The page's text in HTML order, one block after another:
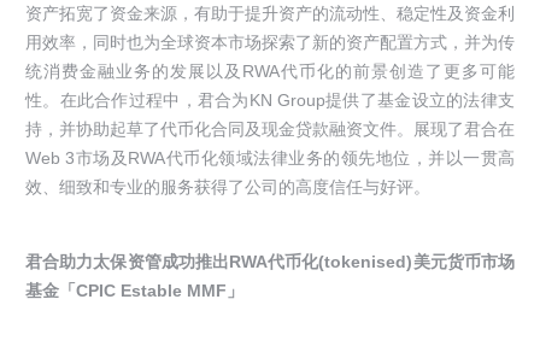
资产拓宽了资金来源，有助于提升资产的流动性、稳定性及资金利
用效率，同时也为全球资本市场探索了新的资产配置方式，并为传
统消费金融业务的发展以及RWA代币化的前景创造了更多可能
性。在此合作过程中，君合为KN Group提供了基金设立的法律支
持，并协助起草了代币化合同及现金贷款融资文件。展现了君合在
Web 3市场及RWA代币化领域法律业务的领先地位，并以一贯高
效、细致和专业的服务获得了公司的高度信任与好评。
君合助力太保资管成功推出RWA代币化(tokenised)美元货币市场
基金「CPIC Estable MMF」